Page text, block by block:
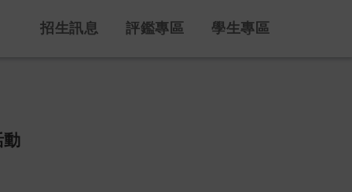
招生訊息 評鑑專區 學生專區
動